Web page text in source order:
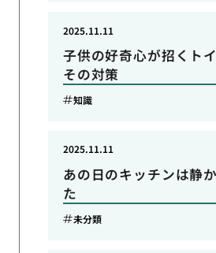
子供の好奇心が招くト
その対策
2025.11.11
知識
あの日のキッチンは静
た
2025.11.11
未分類